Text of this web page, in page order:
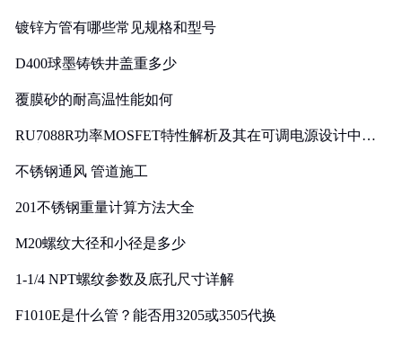
镀锌方管有哪些常见规格和型号
D400球墨铸铁井盖重多少
覆膜砂的耐高温性能如何
RU7088R功率MOSFET特性解析及其在可调电源设计中的
不锈钢通风 管道施工
201不锈钢重量计算方法大全
M20螺纹大径和小径是多少
1-1/4 NPT螺纹参数及底孔尺寸详解
F1010E是什么管？能否用3205或3505代换